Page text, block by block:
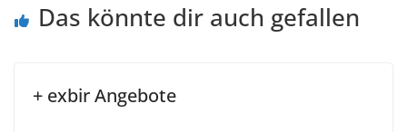
Das könnte dir auch gefallen
+ exbir Angebote